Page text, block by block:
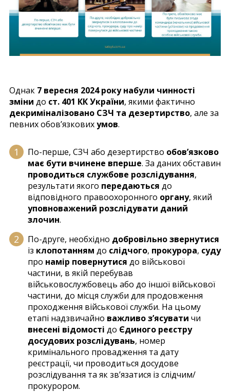
Однак 7 вересня 2024 року набули чинності
зміни до ст. 401 КК України, якими фактично
декриміналізовано СЗЧ та дезертирство, але за
певних обов’язковихумов.
По-перше, СЗЧ або дезертирство обов’язково
має бути вчинене вперше. За даних обставин
проводиться службове розслідування,
результати якого передаються до
відповідного правоохоронного органу, який
уповноважений розслідувати даний
злочин.
По-друге, необхідно добровільно звернутися
із клопотанням до слідчого, прокурора, суду
про намір повернутися до військової
частини, в якій перебував
військовослужбовець або до іншої військової
частини, до місця служби для продовження
проходження військової служби. На цьому
етапі надзвичайно важливо з’ясувати чи
внесені відомості до Єдиного реєстру
досудових розслідувань, номер
кримінального провадження та дату
реєстрації, чи проводиться досудове
розслідування та як зв’язатися із слідчим/
прокурором.